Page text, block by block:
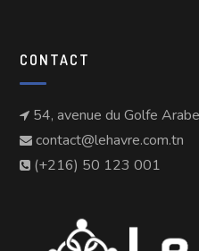
CONTACT
54, avenue du Golfe
contact@lehavre.com.tn
(+216) 50 123 001